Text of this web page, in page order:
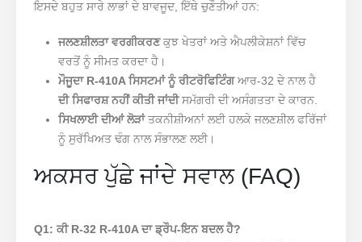
ਇਸਦੇ ਬਹੁਤ ਸਾਰੇ ਲਾਭਾਂ ਦੇ ਬਾਵਜੂਦ, ਇੱਥੇ ਚੁਣੌਤੀਆਂ ਹਨ:
ਜਲਣਸ਼ੀਲਤਾ ਵਰਗੀਕਰਣਕੁਝ ਖੇਤਰਾਂ ਅਤੇ ਐਪਲੀਕੇਸ਼ਨਾਂ ਵਿੱਚ
ਵਰਤੋਂ ਨੂੰ ਸੀਮਤ ਕਰਦਾ ਹੈ।
ਮੌਜੂਦਾ R-410A ਸਿਸਟਮਾਂ ਨੂੰ ਰੀਟਰੋਫਿਟਿੰਗਆਰ-32 ਦੇ ਨਾਲ ਹੈ
ਦੀ ਸਿਫਾਰਸ਼ ਨਹੀਂ ਕੀਤੀ ਜਾਂਦੀਸਮੱਗਰੀ ਦੀ ਅਸੰਗਤਤਾ ਦੇ ਕਾਰਨ.
ਸਿਖਲਾਈ ਦੀਆਂ ਲੋੜਾਂਤਕਨੀਸ਼ੀਅਨਾਂ ਲਈ ਹਲਕੇ ਜਲਣਸ਼ੀਲ ਫਰਿੱਜਾਂ
ਨੂੰ ਸੁਰੱਖਿਅਤ ਢੰਗ ਨਾਲ ਸੰਭਾਲਣ ਲਈ।
ਅਕਸਰ ਪੁੱਛੇ ਜਾਂਦੇ ਸਵਾਲ (FAQ)
Q1: ਕੀ R-32 R-410A ਦਾ ਡ੍ਰੌਪ-ਇਨ ਬਦਲ ਹੈ?